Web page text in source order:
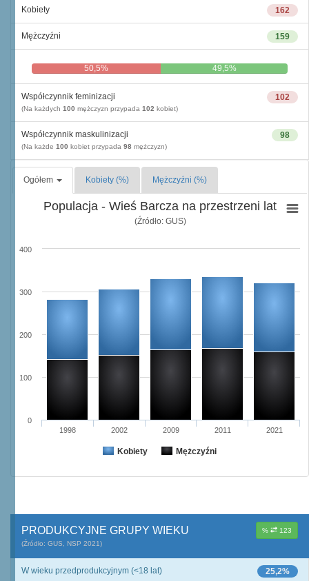
162
Kobiety
159
Mężczyźni
50,5% 49,5%
102
Współczynnik feminizacji
(Na każdych 100 mężczyzn przypada 102 kobiet)
98
Współczynnik maskulinizacji
(Na każde 100 kobiet przypada 98 mężczyzn)
Ogółem Kobiety (%) Mężczyźni (%)
Populacja - Wieś Barcza na przestrzeni lat
(Źródło: GUS)
Kobiety Mężczyźni
1998 2002 2009 2011 2021
0
100
200
300
400
% 123
PRODUKCYJNE GRUPY WIEKU
(Źródło: GUS, NSP 2021)
25,2%
W wieku przedprodukcyjnym (<18 lat)